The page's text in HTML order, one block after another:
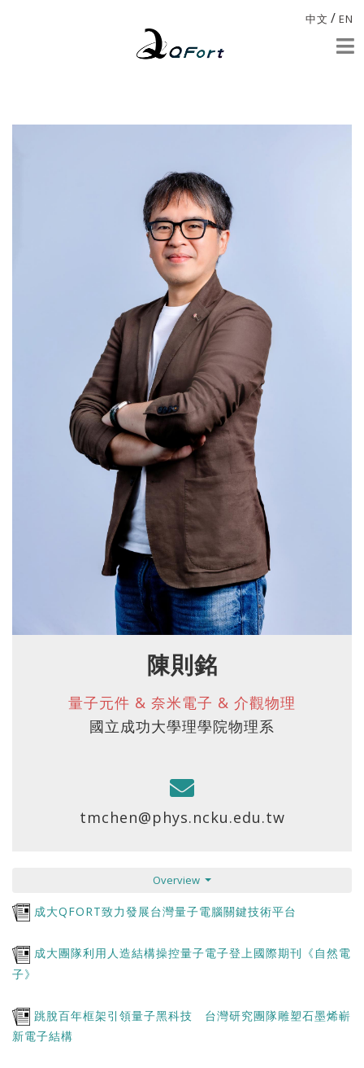
中文 / EN
陳則銘
量子元件 & 奈米電子 & 介觀物理
國立成功大學理學院物理系
tmchen@phys.ncku.edu.tw
Overview
成大QFORT致力發展台灣量子電腦關鍵技術平台
成大團隊利用人造結構操控量子電子登上國際期刊《自然電
子》
跳脫百年框架引領量子黑科技 台灣研究團隊雕塑石墨烯嶄
新電子結構